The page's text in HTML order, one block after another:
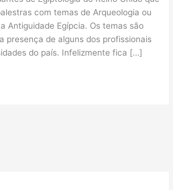
com temas de Arqueologia ou
Antiguidade Egípcia. Os temas são
presença de alguns dos profissionais
do país. Infelizmente fica […]